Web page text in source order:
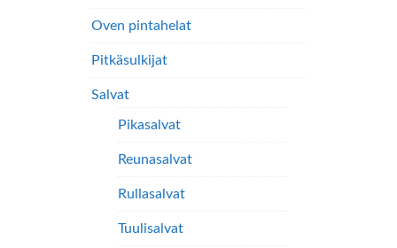
Oven pintahelat
Pitkäsulkijat
Salvat
Pikasalvat
Reunasalvat
Rullasalvat
Tuulisalvat